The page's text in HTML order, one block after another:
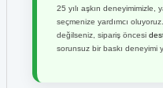
25 yılı aşkın deneyimimizle,
seçmenize yardımcı
değilseniz, sipariş öncesi
sorunsuz bir baskı deneyimi